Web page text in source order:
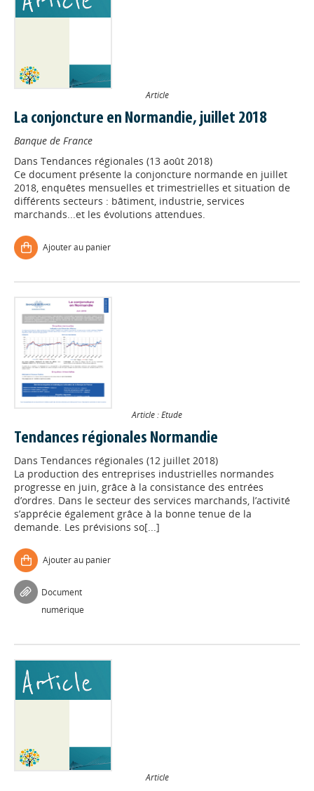
Article
La conjoncture en Normandie, juillet 2018
Banque de France
Dans Tendances régionales (13 août 2018)
Ce document présente la conjoncture normande en juillet
2018, enquêtes mensuelles et trimestrielles et situation de
différents secteurs : bâtiment, industrie, services
marchands...et les évolutions attendues.
Ajouter au panier
Article : Etude
Tendances régionales Normandie
Dans Tendances régionales (12 juillet 2018)
La production des entreprises industrielles normandes
progresse en juin, grâce à la consistance des entrées
d’ordres. Dans le secteur des services marchands, l’activité
s’apprécie également grâce à la bonne tenue de la
demande. Les prévisions so[...]
Ajouter au panier
Document
numérique
Article